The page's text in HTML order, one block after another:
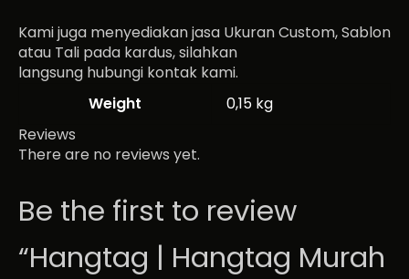
Kami juga menyediakan jasa Ukuran Custom, Sablon
atau Tali pada kardus, silahkan
langsung hubungi kontak kami.
Weight
0,15 kg
Reviews
There are no reviews yet.
Be the first to review
“Hangtag | Hangtag Murah